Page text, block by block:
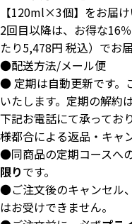
【120ml×3個】をお届け
2回目以降は、お得な16
たり5,478円 税込）でお
●配送方法/メール便
● 定期は自動更新です。
いたします。定期の解約
下記お電話にて承ってお
様都合による返品・キャ
●同商品の定期コースへ
限りです。
●ご注文後のキャンセル
はお受けできません。